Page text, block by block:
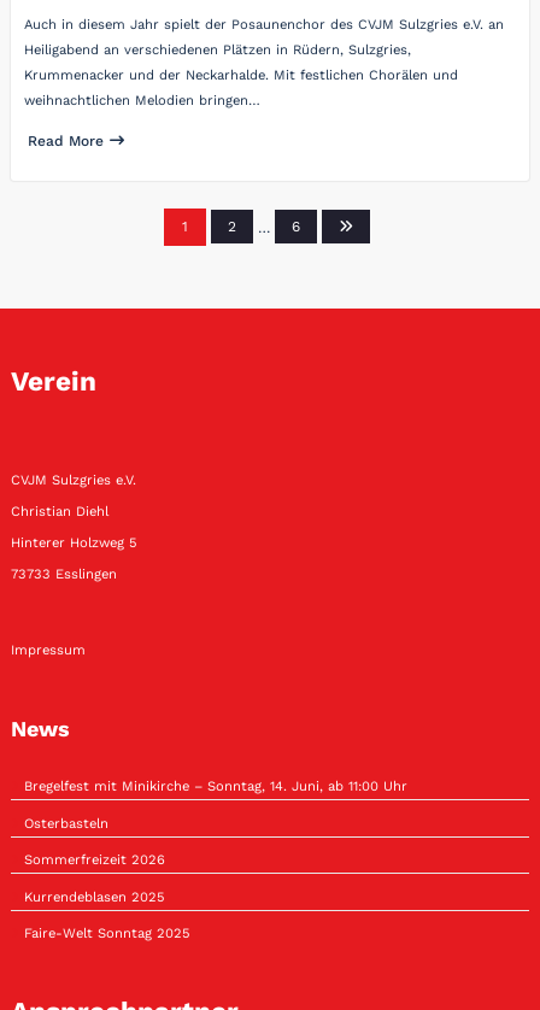
Auch in diesem Jahr spielt der Posaunenchor des CVJM Sulzgries e.V. an
Heiligabend an verschiedenen Plätzen in Rüdern, Sulzgries,
Krummenacker und der Neckarhalde. Mit festlichen Chorälen und
weihnachtlichen Melodien bringen…
Read More
Seitennummerierung
Beiträge
1 2 … 6
Verein
CVJM Sulzgries e.V.
Christian Diehl
Hinterer Holzweg 5
73733 Esslingen
Impressum
News
Bregelfest mit Minikirche – Sonntag, 14. Juni, ab 11:00 Uhr
Osterbasteln
Sommerfreizeit 2026
Kurrendeblasen 2025
Faire-Welt Sonntag 2025